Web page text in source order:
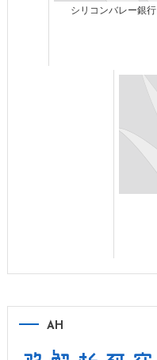
シリコンバレー銀行
AH